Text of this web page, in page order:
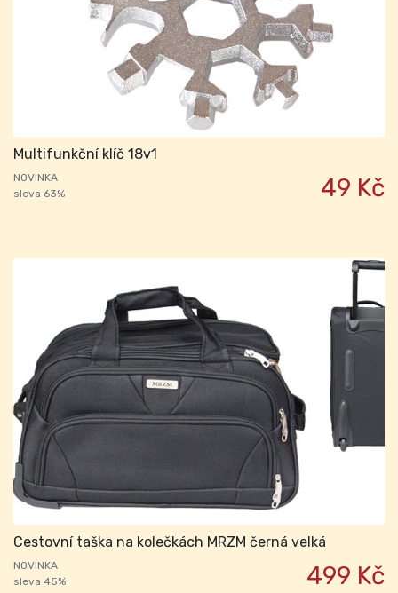
Multifunkční klíč 18v1
NOVINKA
sleva 63%
49 Kč
Cestovní taška na kolečkách MRZM černá velká
NOVINKA
sleva 45%
499 Kč